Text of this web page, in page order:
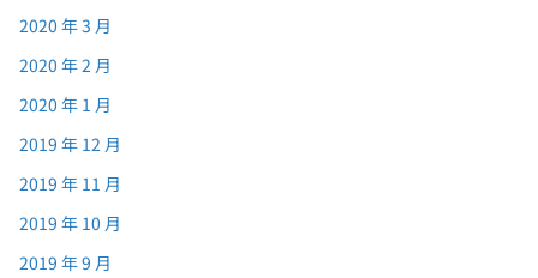
2020 年 3 月
2020 年 2 月
2020 年 1 月
2019 年 12 月
2019 年 11 月
2019 年 10 月
2019 年 9 月